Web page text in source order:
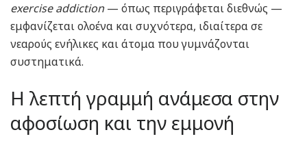
exercise addiction— όπως περιγράφεται διεθνώς —
εμφανίζεται ολοένα και συχνότερα, ιδιαίτερα σε
νεαρούς ενήλικες και άτομα που γυμνάζονται
συστηματικά.
Η λεπτή γραμμή ανάμεσα στην
αφοσίωση και την εμμονή